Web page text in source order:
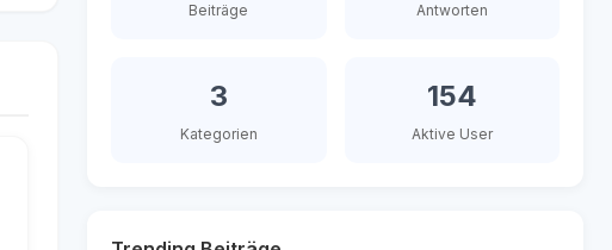
Beiträge Antworten
3
Kategorien
154
Aktive User